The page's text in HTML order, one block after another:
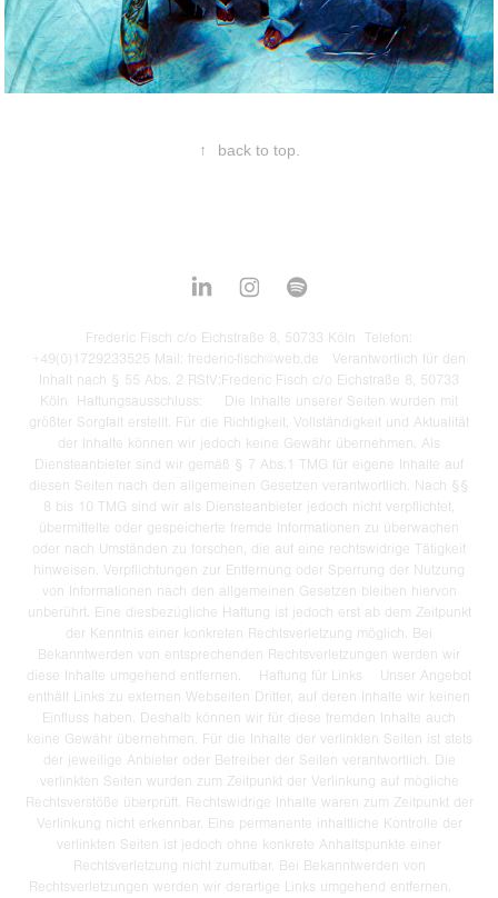
↑ back to top.
Frederic Fisch c/o Eichstraße 8, 50733 Köln Telefon:
+49(0)1729233525 Mail: frederic-fisch@web.de Verantwortlich für den
Inhalt nach § 55 Abs. 2 RStV:Frederic Fisch c/o Eichstraße 8, 50733
Köln Haftungsausschluss: Die Inhalte unserer Seiten wurden mit
größter Sorgfalt erstellt. Für die Richtigkeit, Vollständigkeit und Aktualität
der Inhalte können wir jedoch keine Gewähr übernehmen. Als
Diensteanbieter sind wir gemäß § 7 Abs.1 TMG für eigene Inhalte auf
diesen Seiten nach den allgemeinen Gesetzen verantwortlich. Nach §§
8 bis 10 TMG sind wir als Diensteanbieter jedoch nicht verpflichtet,
übermittelte oder gespeicherte fremde Informationen zu überwachen
oder nach Umständen zu forschen, die auf eine rechtswidrige Tätigkeit
hinweisen. Verpflichtungen zur Entfernung oder Sperrung der Nutzung
von Informationen nach den allgemeinen Gesetzen bleiben hiervon
unberührt. Eine diesbezügliche Haftung ist jedoch erst ab dem Zeitpunkt
der Kenntnis einer konkreten Rechtsverletzung möglich. Bei
Bekanntwerden von entsprechenden Rechtsverletzungen werden wir
diese Inhalte umgehend entfernen. Haftung für Links Unser Angebot
enthält Links zu externen Webseiten Dritter, auf deren Inhalte wir keinen
Einfluss haben. Deshalb können wir für diese fremden Inhalte auch
keine Gewähr übernehmen. Für die Inhalte der verlinkten Seiten ist stets
der jeweilige Anbieter oder Betreiber der Seiten verantwortlich. Die
verlinkten Seiten wurden zum Zeitpunkt der Verlinkung auf mögliche
Rechtsverstöße überprüft. Rechtswidrige Inhalte waren zum Zeitpunkt der
Verlinkung nicht erkennbar. Eine permanente inhaltliche Kontrolle der
verlinkten Seiten ist jedoch ohne konkrete Anhaltspunkte einer
Rechtsverletzung nicht zumutbar. Bei Bekanntwerden von
Rechtsverletzungen werden wir derartige Links umgehend entfernen.